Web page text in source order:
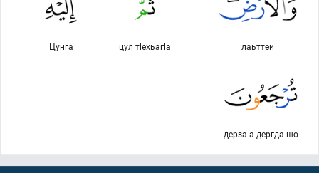
лаьттеи
цул тlехьагlа
Цунга
дерза а дергда шо